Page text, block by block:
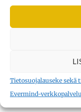
Tietosuojalauseke sekä
Evermind-
voi siten olla
lähtökohdat
vauhtia ja